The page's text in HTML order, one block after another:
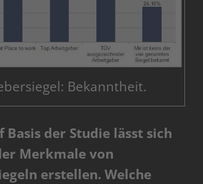
Bekanntheit.
Basis der Studie lässt sich
Merkmale von
erstellen. Welche